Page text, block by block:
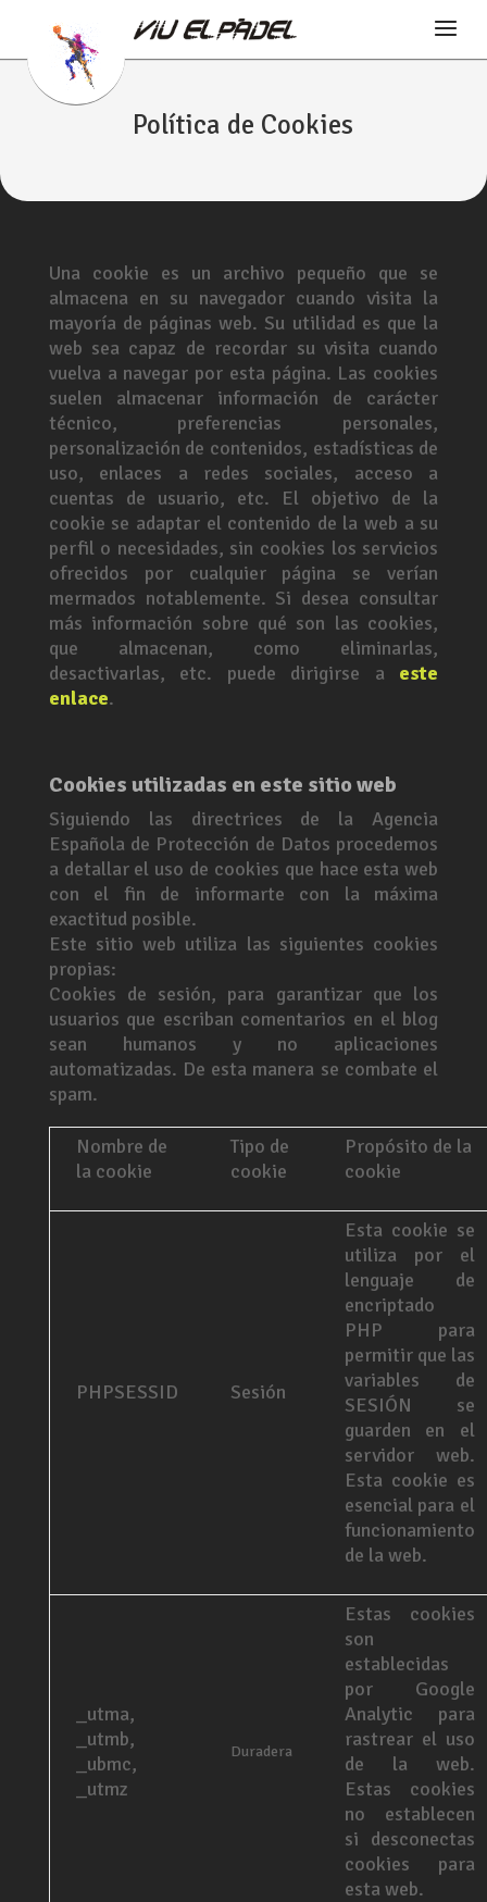
Política de Cookies
Una cookie es un archivo pequeño que se
almacena en su navegador cuando visita la
mayoría de páginas web. Su utilidad es que la
web sea capaz de recordar su visita cuando
vuelva a navegar por esta página. Las cookies
suelen almacenar información de carácter
técnico, preferencias personales,
personalización de contenidos, estadísticas de
uso, enlaces a redes sociales, acceso a
cuentas de usuario, etc. El objetivo de la
cookie se adaptar el contenido de la web a su
perfil o necesidades, sin cookies los servicios
ofrecidos por cualquier página se verían
mermados notablemente. Si desea consultar
más información sobre qué son las cookies,
que almacenan, como eliminarlas,
desactivarlas, etc. puede dirigirse a este
enlace.
Cookies utilizadas en este sitio web
Siguiendo las directrices de la Agencia
Española de Protección de Datos procedemos
a detallar el uso de cookies que hace esta web
con el fin de informarte con la máxima
exactitud posible.
Este sitio web utiliza las siguientes cookies
propias:
Cookies de sesión, para garantizar que los
usuarios que escriban comentarios en el blog
sean humanos y no aplicaciones
automatizadas. De esta manera se combate el
spam.
Nombre de
la cookie
Tipo de
cookie
Propósito de la
cookie
PHPSESSID Sesión
Esta cookie se
utiliza por el
lenguaje de
encriptado
PHP para
permitir que las
variables de
SESIÓN se
guarden en el
servidor web.
Esta cookie es
esencial para el
funcionamiento
de la web.
_utma,
_utmb,
_ubmc,
_utmz
Duradera
Estas cookies
son
establecidas
por Google
Analytic para
rastrear el uso
de la web.
Estas cookies
no establecen
si desconectas
cookies para
esta web.